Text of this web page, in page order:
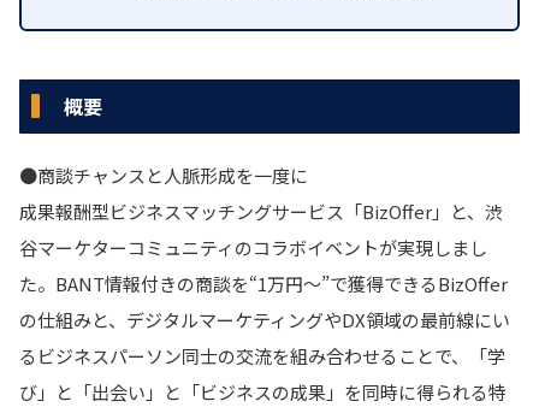
概要
●商談チャンスと人脈形成を一度に
成果報酬型ビジネスマッチングサービス「BizOffer」と、渋
谷マーケターコミュニティのコラボイベントが実現しまし
た。BANT情報付きの商談を“1万円〜”で獲得できるBizOffer
の仕組みと、デジタルマーケティングやDX領域の最前線にい
るビジネスパーソン同士の交流を組み合わせることで、「学
び」と「出会い」と「ビジネスの成果」を同時に得られる特